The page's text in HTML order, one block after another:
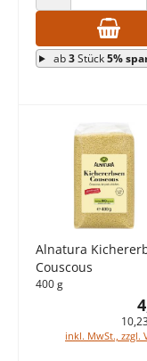
ANZAHL
ab3Stück5%
Alnatura
Couscous
400 g
inkl. MwSt., zzgl.